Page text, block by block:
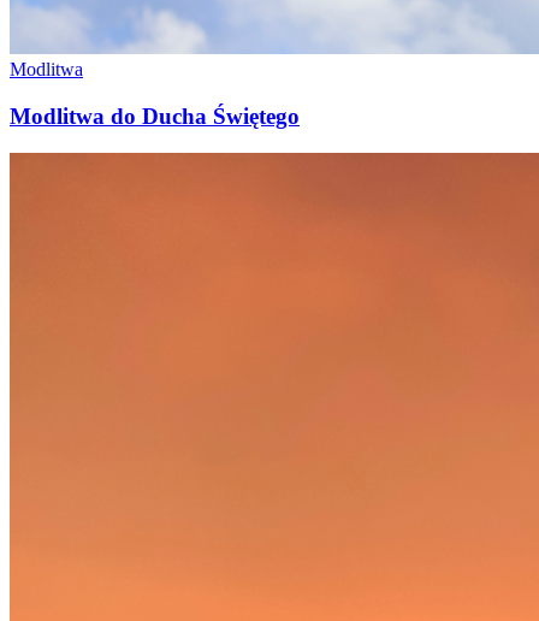
Modlitwa
Modlitwa do Ducha Świętego